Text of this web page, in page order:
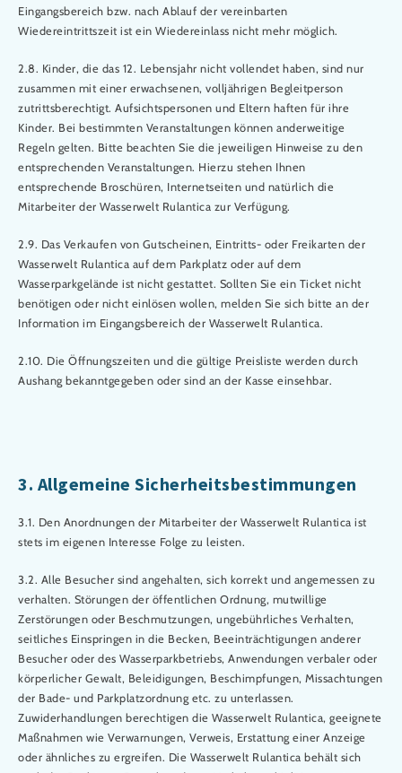
Eingangsbereich bzw. nach Ablauf der vereinbarten
Wiedereintrittszeit ist ein Wiedereinlass nicht mehr möglich.
2.8. Kinder, die das 12. Lebensjahr nicht vollendet haben, sind nur
zusammen mit einer erwachsenen, volljährigen Begleitperson
zutrittsberechtigt. Aufsichtspersonen und Eltern haften für ihre
Kinder. Bei bestimmten Veranstaltungen können anderweitige
Regeln gelten. Bitte beachten Sie die jeweiligen Hinweise zu den
entsprechenden Veranstaltungen. Hierzu stehen Ihnen
entsprechende Broschüren, Internetseiten und natürlich die
Mitarbeiter der Wasserwelt Rulantica zur Verfügung.
2.9. Das Verkaufen von Gutscheinen, Eintritts- oder Freikarten der
Wasserwelt Rulantica auf dem Parkplatz oder auf dem
Wasserparkgelände ist nicht gestattet. Sollten Sie ein Ticket nicht
benötigen oder nicht einlösen wollen, melden Sie sich bitte an der
Information im Eingangsbereich der Wasserwelt Rulantica.
2.10. Die Öffnungszeiten und die gültige Preisliste werden durch
Aushang bekanntgegeben oder sind an der Kasse einsehbar.
3. Allgemeine Sicherheitsbestimmungen
3.1. Den Anordnungen der Mitarbeiter der Wasserwelt Rulantica ist
stets im eigenen Interesse Folge zu leisten.
3.2. Alle Besucher sind angehalten, sich korrekt und angemessen zu
verhalten. Störungen der öffentlichen Ordnung, mutwillige
Zerstörungen oder Beschmutzungen, ungebührliches Verhalten,
seitliches Einspringen in die Becken, Beeinträchtigungen anderer
Besucher oder des Wasserparkbetriebs, Anwendungen verbaler oder
körperlicher Gewalt, Beleidigungen, Beschimpfungen, Missachtungen
der Bade- und Parkplatzordnung etc. zu unterlassen.
Zuwiderhandlungen berechtigen die Wasserwelt Rulantica, geeignete
Maßnahmen wie Verwarnungen, Verweis, Erstattung einer Anzeige
oder ähnliches zu ergreifen. Die Wasserwelt Rulantica behält sich